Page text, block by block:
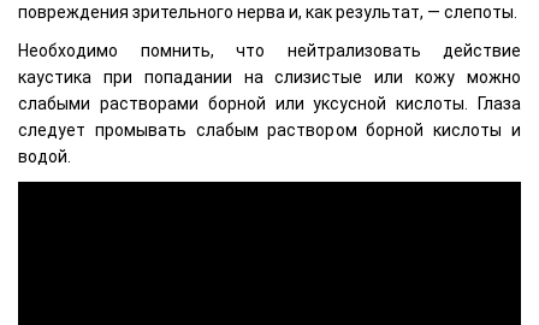
повреждения зрительного нерва и, как результат, — слепоты.
Необходимо помнить, что нейтрализовать действие
каустика при попадании на слизистые или кожу можно
слабыми растворами борной или уксусной кислоты. Глаза
следует промывать слабым раствором борной кислоты и
водой.